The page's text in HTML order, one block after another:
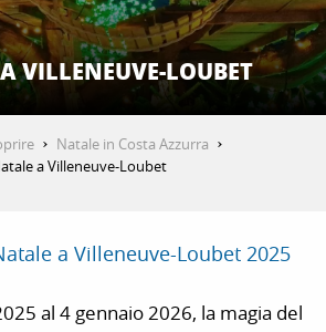
VILLENEUVE-LOUBET
Natale in Costa Azzurra
a Villeneuve-Loubet
a Villeneuve-Loubet 2025
al 4 gennaio 2026, la magia del